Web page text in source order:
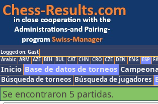
Logged on: Gast
Arabic ARM AZE BIH BUL CAT CHN CRO CZE DEN ENG ESP
Inicio Base de datos de torneos
Búsqueda de torneos Búsqueda de jugadores
Se encontraron 5 partidas.